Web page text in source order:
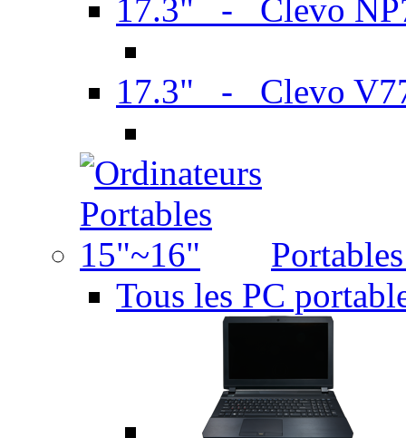
17.3" - Clevo
17.3" - Clevo
Tous les PC